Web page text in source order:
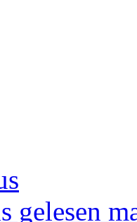
gelesen